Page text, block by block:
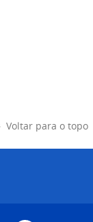
Voltar para o topo